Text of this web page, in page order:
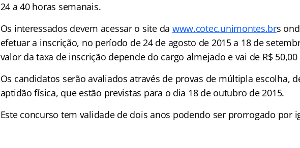
24 a 40 horas semanais.
Os interessados devem acessar o site da www.cotec.unimontes.brs
efetuar a inscrição, no período de 24 de agosto de 2015 a 18 de
valor da taxa de inscrição depende do cargo almejado e vai de R$ 50,00
Os candidatos serão avaliados através de provas de múltipla escolha,
aptidão física, que estão previstas para o dia 18 de outubro de 2015.
Este concurso tem validade de dois anos podendo ser prorrogado por